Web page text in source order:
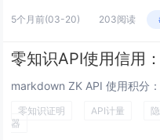
5个月前(03-20) 203阅读
零知识API使用信用
零知识证明 API计量
器